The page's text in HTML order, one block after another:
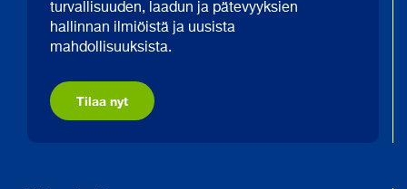
turvallisuuden, laadun ja pätevyyksien
hallinnan ilmiöistä ja uusista
mahdollisuuksista.
Tilaa nyt